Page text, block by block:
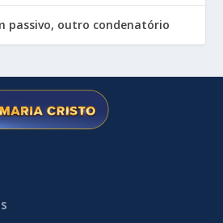
passivo, outro condenatório